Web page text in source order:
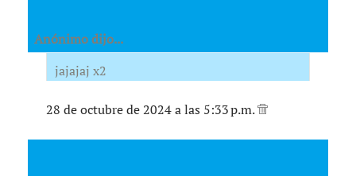
Anónimo dijo...
jajajaj x2
28 de octubre de 2024 a las 5:33 p.m.